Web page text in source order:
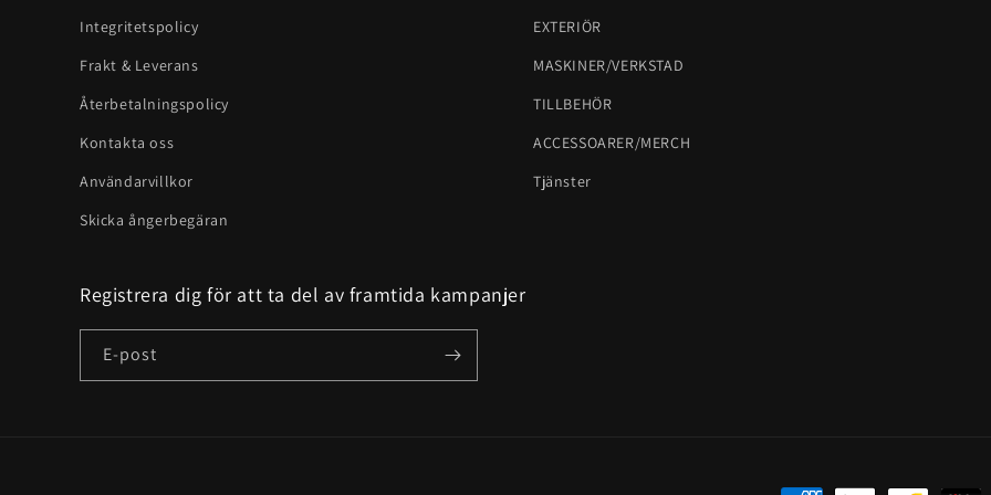
Integritetspolicy
Frakt & Leverans
Återbetalningspolicy
Kontakta oss
Användarvillkor
Skicka ångerbegäran
EXTERIÖR
MASKINER/VERKSTAD
TILLBEHÖR
ACCESSOARER/MERCH
Tjänster
Registrera dig för att ta del av framtida kampanjer
E-post